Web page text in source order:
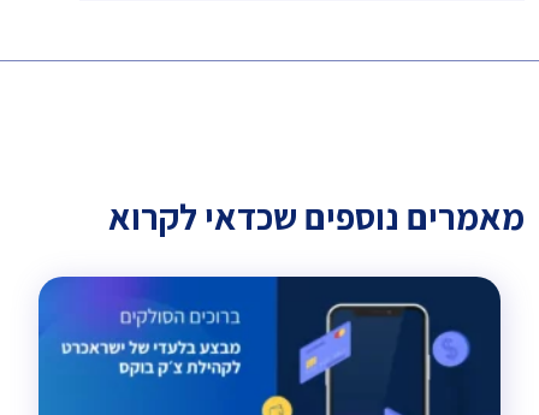
מאמרים נוספים שכדאי לקרוא